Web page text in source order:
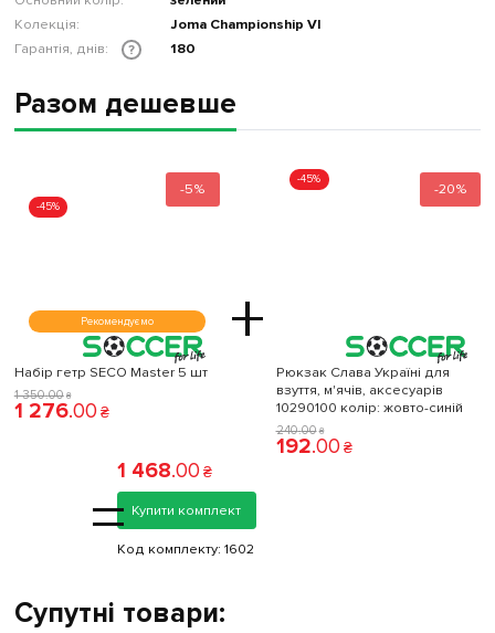
Колекція:
Joma Championship VI
Гарантія, днів:
? 180
Разом дешевше
-5%
Рекомендуємо
-45%
+
Набір гетр SECO Master 5 шт
1 350.00 ₴
1 276.00 ₴
-20%
-45%
Рюкзак Слава Україні для
взуття, м'ячів, аксесуарів
10290100 колiр: жовто-синій
240.00 ₴
192.00 ₴
=
1 468.00 ₴
Купити комплект
Код комплекту: 1602
Супутні товари: